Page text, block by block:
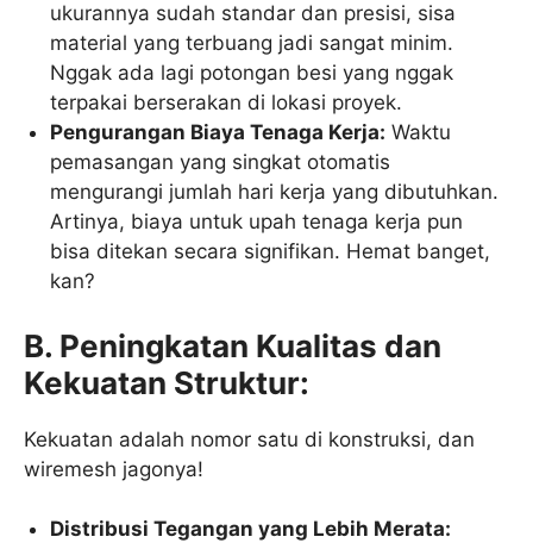
ukurannya sudah standar dan presisi, sisa
material yang terbuang jadi sangat minim.
Nggak ada lagi potongan besi yang nggak
terpakai berserakan di lokasi proyek.
Pengurangan Biaya Tenaga Kerja: Waktu
pemasangan yang singkat otomatis
mengurangi jumlah hari kerja yang dibutuhkan.
Artinya, biaya untuk upah tenaga kerja pun
bisa ditekan secara signifikan. Hemat banget,
kan?
B. Peningkatan Kualitas dan
Kekuatan Struktur:
Kekuatan adalah nomor satu di konstruksi, dan
wiremesh jagonya!
Distribusi Tegangan yang Lebih Merata: